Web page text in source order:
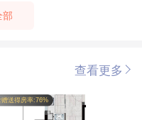
部
查看更多
赠送得房率:76%